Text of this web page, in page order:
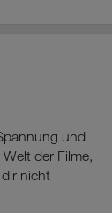
und
der Filme,
nicht